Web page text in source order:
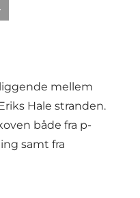
mellem
Hale stranden.
både fra p-
samt fra